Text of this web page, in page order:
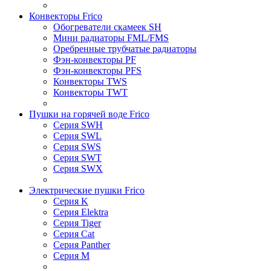
Конвекторы Frico
Обогреватели скамеек SH
Мини радиаторы FML/FMS
Оребренные трубчатые радиаторы
Фэн-конвекторы PF
Фэн-конвекторы PFS
Конвекторы TWS
Конвекторы TWT
Пушки на горячей воде Frico
Серия SWH
Серия SWL
Серия SWS
Серия SWT
Серия SWX
Электрические пушки Frico
Серия K
Серия Elektra
Серия Tiger
Серия Cat
Серия Panther
Серия M